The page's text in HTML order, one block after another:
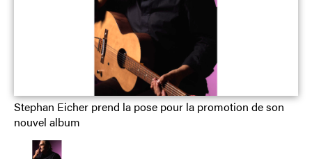
Stephan Eicher prend la pose pour la promotion de son
nouvel album